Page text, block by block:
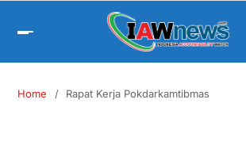
Home Rapat Kerja Pokdarkamtibmas